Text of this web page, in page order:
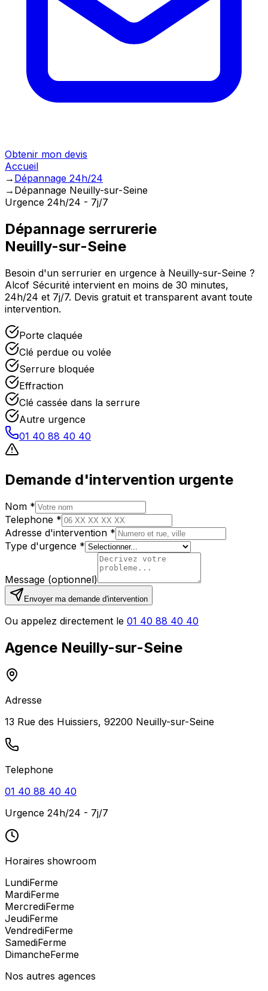
Obtenir mon devis
Accueil
→ Dépannage 24h/24
→ Dépannage Neuilly-sur-Seine
Urgence 24h/24 - 7j/7
Dépannage serrurerie
Neuilly-sur-Seine
Besoin d'un serrurier en urgence à Neuilly-sur-Seine ?
Alcof Sécurité intervient en moins de 30 minutes,
24h/24 et 7j/7. Devis gratuit et transparent avant toute
intervention.
Porte claquée
Clé perdue ou volée
Serrure bloquée
Effraction
Clé cassée dans la serrure
Autre urgence
01 40 88 40 40
Demande d'intervention urgente
Nom *
Telephone *
Adresse d'intervention *
Type d'urgence *
Message (optionnel)
Envoyer ma demande d'intervention
Ou appelez directement le 01 40 88 40 40
Agence Neuilly-sur-Seine
Adresse
13 Rue des Huissiers, 92200 Neuilly-sur-Seine
Telephone
01 40 88 40 40
Urgence 24h/24 - 7j/7
Horaires showroom
LundiFerme
MardiFerme
MercrediFerme
JeudiFerme
VendrediFerme
SamediFerme
DimancheFerme
Nos autres agences